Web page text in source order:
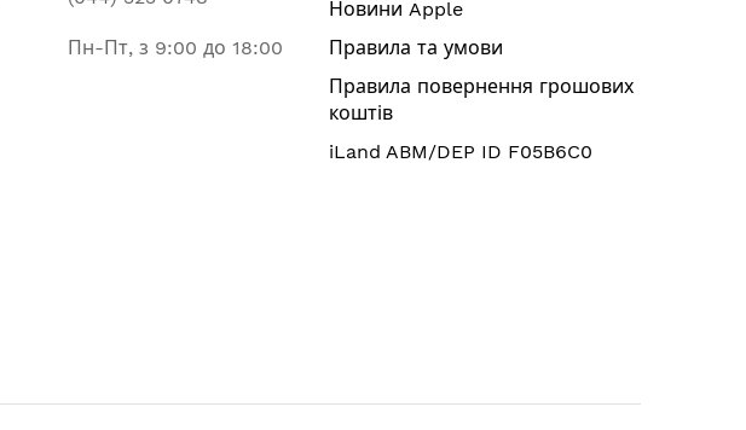
Пн-Пт, з 9:00 до 18:00
Новини Apple
Правила та умови
Правила повернення грошових
коштів
iLand ABM/DEP ID F05B6C0